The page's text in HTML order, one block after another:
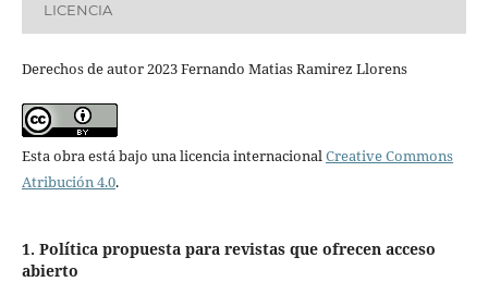
LICENCIA
Derechos de autor 2023 Fernando Matias Ramirez Llorens
Esta obra está bajo una licencia internacionalCreative Commons
Atribución 4.0.
1. Política propuesta para revistas que ofrecen acceso
abierto